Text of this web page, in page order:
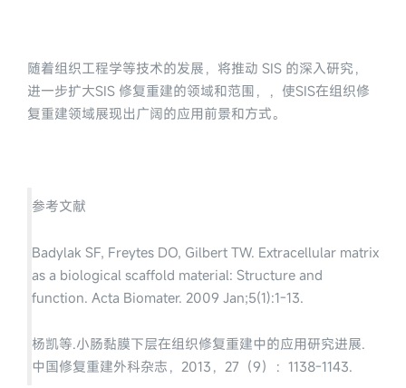
随着组织工程学等技术的发展，将推动 SIS 的深入研究，
进一步扩大SIS 修复重建的领域和范围，，使SIS在组织修
复重建领域展现出广阔的应用前景和方式。
参考文献
Badylak SF, Freytes DO, Gilbert TW. Extracellular matrix
as a biological scaffold material: Structure and
function. Acta Biomater. 2009 Jan;5(1):1-13.
杨凯等.小肠黏膜下层在组织修复重建中的应用研究进展.
中国修复重建外科杂志，2013，27（9）：1138-1143.